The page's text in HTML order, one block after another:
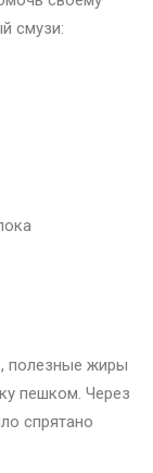
смузи:
полезные жиры
пешком. Через
спрятано